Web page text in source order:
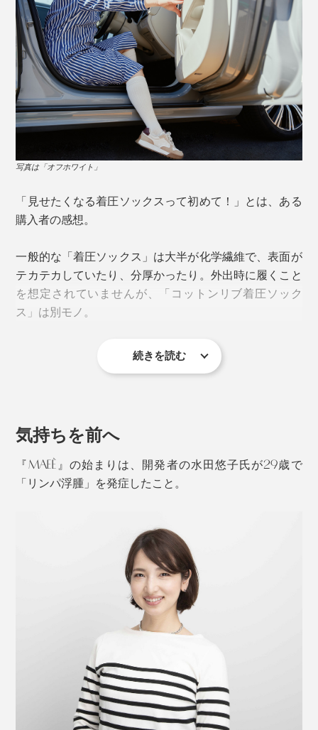
履く時のポイントは、最初にかかとを合わせてからソッ
クスを伸ばすこと。着圧の効果をきちんと出すため、履
き口を折り曲げたりたるませたりせず、均等に伸ばして
履いてください。
人間は常に立ったり座ったりしているものなので、単純
に「着圧値＝圧迫感」というわけではないのだと腑に落
ちました。
履くのも脱ぐのもラクラクなので、普通のソックスの延
長で毎日履くのも苦になりません。
ど、ウキウキ感の伝わるレビューが届くそうです。
写真は「オフホワイト」
「見せたくなる着圧ソックスって初めて！」とは、ある
購入者の感想。
一般的な「着圧ソックス」は大半が化学繊維で、表面が
テカテカしていたり、分厚かったり。外出時に履くこと
を想定されていませんが、「コットンリブ着圧ソック
ス」は別モノ。
写真上左「ミディアムグレー」、上右「ダークグレー」、下左「ディープボルド
続きを読む
気持ちを前へ
『MAEÉ』の始まりは、開発者の水田悠子氏が29歳で
「リンパ浮腫」を発症したこと。